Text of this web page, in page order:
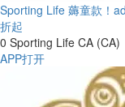
Sporting Life 薅童款！
折起
0 Sporting Life CA (CA)
APP打开